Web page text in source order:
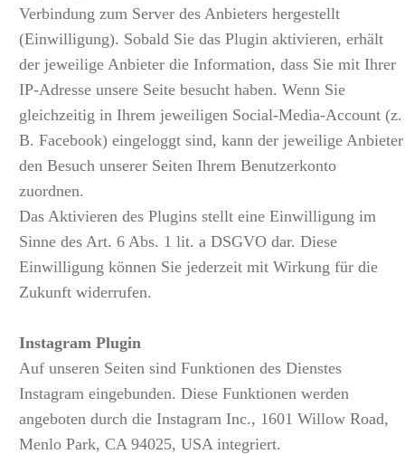
Verbindung zum Server des Anbieters hergestellt
(Einwilligung). Sobald Sie das Plugin aktivieren, erhält
der jeweilige Anbieter die Information, dass Sie mit Ihrer
IP-Adresse unsere Seite besucht haben. Wenn Sie
gleichzeitig in Ihrem jeweiligen Social-Media-Account (z.
B. Facebook) eingeloggt sind, kann der jeweilige Anbieter
den Besuch unserer Seiten Ihrem Benutzerkonto
zuordnen.
Das Aktivieren des Plugins stellt eine Einwilligung im
Sinne des Art. 6 Abs. 1 lit. a DSGVO dar. Diese
Einwilligung können Sie jederzeit mit Wirkung für die
Zukunft widerrufen.
Instagram Plugin
Auf unseren Seiten sind Funktionen des Dienstes
Instagram eingebunden. Diese Funktionen werden
angeboten durch die Instagram Inc., 1601 Willow Road,
Menlo Park, CA 94025, USA integriert.